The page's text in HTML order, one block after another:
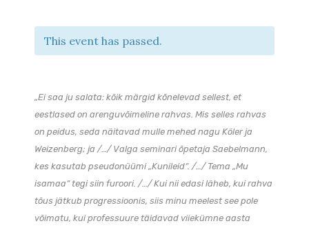
This event has passed.
„Ei saa ju salata: kõik märgid kõnelevad sellest, et
eestlased on arenguvõimeline rahvas. Mis selles rahvas
on peidus, seda näitavad mulle mehed nagu Köler ja
Weizenberg; ja /…/ Valga seminari õpetaja Saebelmann,
kes kasutab pseudonüümi „Kunileid“. /…/ Tema „Mu
isamaa“ tegi siin furoori. /…/ Kui nii edasi läheb, kui rahva
tõus jätkub progressioonis, siis minu meelest see pole
võimatu, kui professuure täidavad viiekümne aasta